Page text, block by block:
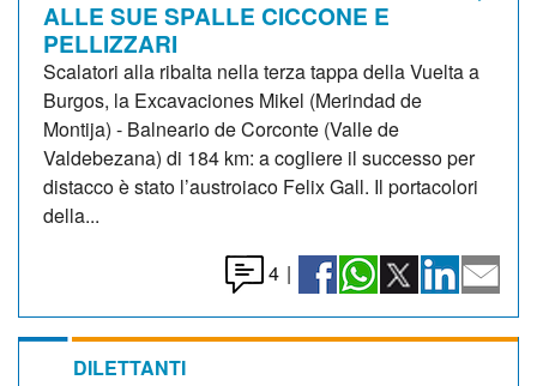
ALLE SUE SPALLE CICCONE E
PELLIZZARI
Scalatori alla ribalta nella terza tappa della Vuelta a
Burgos, la Excavaciones Mikel (Merindad de
Montija) - Balneario de Corconte (Valle de
Valdebezana) di 184 km: a cogliere il successo per
distacco è stato l’austroiaco Felix Gall. Il portacolori
della...
4 |
DILETTANTI